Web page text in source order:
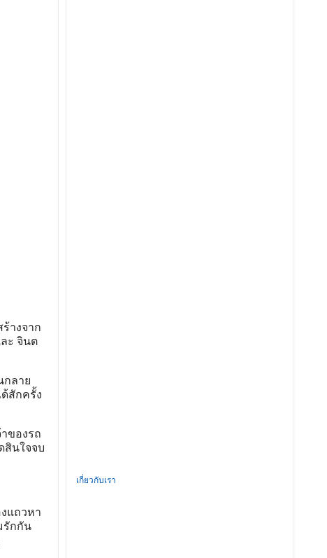
างจาก
ะ จินต
กลาย
สักครั้ง
ของรถ
สินใจจบ
แถวหา
รักกัน
เกี่ยวกับเรา